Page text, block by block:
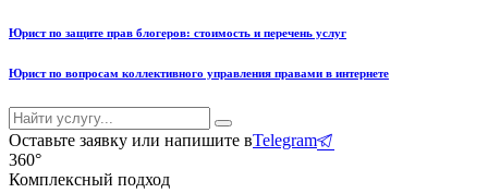
Юрист по защите прав блогеров: стоимость и перечень услуг
Юрист по вопросам коллективного управления правами в интернете
Оставьте заявку или напишите вTelegram
360°
Комплексный подход